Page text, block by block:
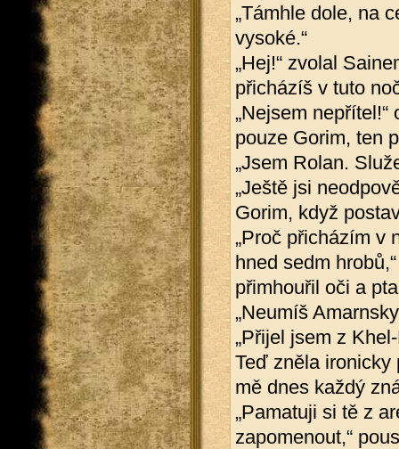
„Támhle dole, na
vysoké.“
„Hej!“ zvolal
přicházíš v tuto
„Nejsem
pouze Gorim, ten
„Jsem Rolan.
„Ještě jsi
Gorim, když
„Proč přicházím v
hned sedm
přimhouřil oči a
„Neumíš
„Přijel jsem z
Teď zněla ironicky
mě dnes každý
„Pamatuji si tě z
zapomenout,“